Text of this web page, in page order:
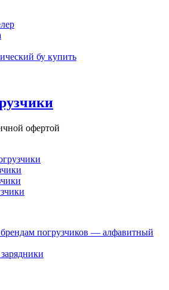
бу купить
офертой
погрузчиков — алфавитный